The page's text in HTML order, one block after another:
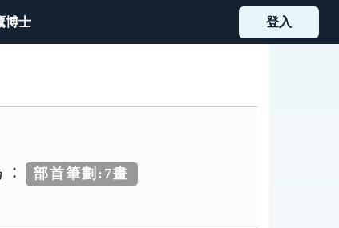
博士 登入
部首筆劃:7畫